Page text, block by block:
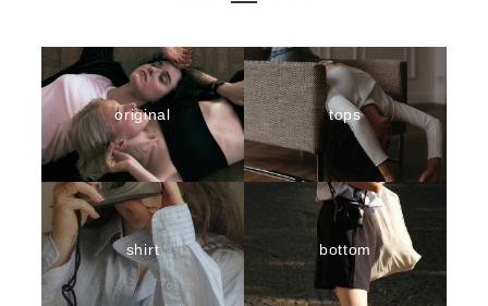
original tops
shirt bottom